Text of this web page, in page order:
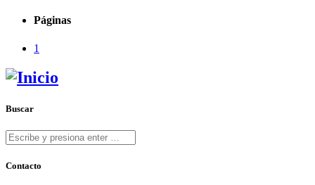
Páginas
1
Buscar
Contacto